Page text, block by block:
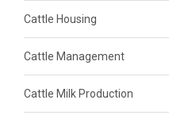
Cattle Housing
Cattle Management
Cattle Milk Production